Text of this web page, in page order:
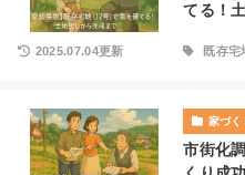
てる！
2025.07.04更新 既存宅
家づく
市街化